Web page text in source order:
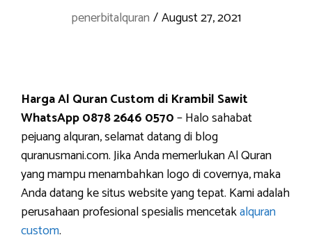
penerbitalquran /August 27, 2021
Harga Al Quran Custom di Krambil Sawit
WhatsApp 0878 2646 0570– Halo sahabat
pejuang alquran, selamat datang di blog
quranusmani.com. Jika Anda memerlukan Al Quran
yang mampu menambahkan logo di covernya, maka
Anda datang ke situs website yang tepat. Kami adalah
perusahaan profesional spesialis mencetakalquran
custom.